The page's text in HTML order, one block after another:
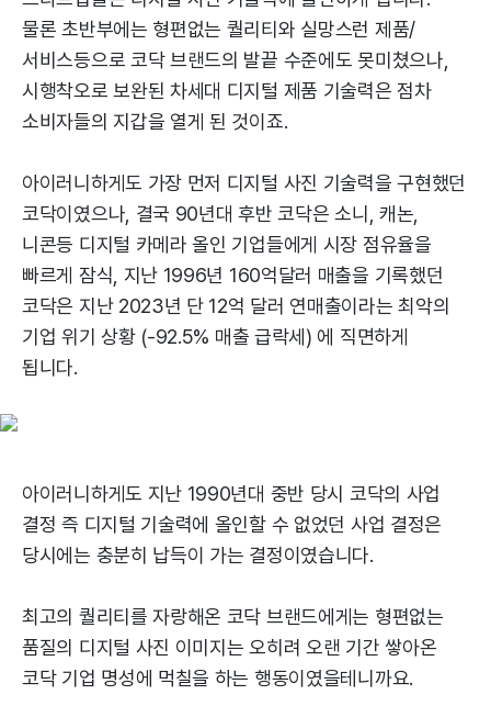
물론 초반부에는 형편없는 퀄리티와 실망스런 제품/
서비스등으로 코닥 브랜드의 발끝 수준에도 못미쳤으나,
시행착오로 보완된 차세대 디지털 제품 기술력은 점차
소비자들의 지갑을 열게 된 것이죠.
아이러니하게도 가장 먼저 디지털 사진 기술력을 구현했던
코닥이였으나, 결국 90년대 후반 코닥은 소니, 캐논,
니콘등 디지털 카메라 올인 기업들에게 시장 점유율을
빠르게 잠식, 지난 1996년 160억달러 매출을 기록했던
코닥은 지난 2023년 단 12억 달러 연매출이라는 최악의
기업 위기 상황 (-92.5% 매출 급락세) 에 직면하게
됩니다.
아이러니하게도 지난 1990년대 중반 당시 코닥의 사업
결정 즉 디지털 기술력에 올인할 수 없었던 사업 결정은
당시에는 충분히 납득이 가는 결정이였습니다.
최고의 퀄리티를 자랑해온 코닥 브랜드에게는 형편없는
품질의 디지털 사진 이미지는 오히려 오랜 기간 쌓아온
코닥 기업 명성에 먹칠을 하는 행동이였을테니까요.